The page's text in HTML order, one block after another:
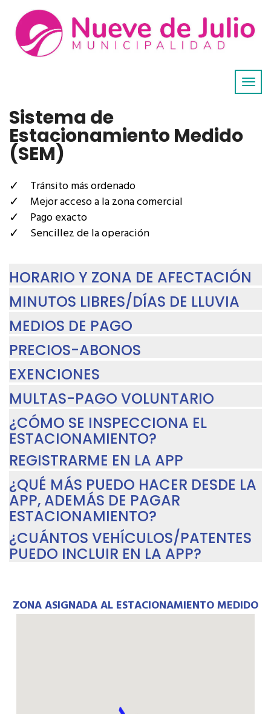
Sistema de
Estacionamiento Medido
(SEM)
Tránsito más ordenado
Mejor acceso a la zona comercial
Pago exacto
Sencillez de la operación
HORARIO Y ZONA DE AFECTACIÓN
MINUTOS LIBRES/DÍAS DE LLUVIA
MEDIOS DE PAGO
PRECIOS-ABONOS
EXENCIONES
MULTAS-PAGO VOLUNTARIO
¿CÓMO SE INSPECCIONA EL
ESTACIONAMIENTO?
REGISTRARME EN LA APP
¿QUÉ MÁS PUEDO HACER DESDE LA
APP, ADEMÁS DE PAGAR
ESTACIONAMIENTO?
¿CUÁNTOS VEHÍCULOS/PATENTES
PUEDO INCLUIR EN LA APP?
ZONA ASIGNADA AL ESTACIONAMIENTO MEDIDO